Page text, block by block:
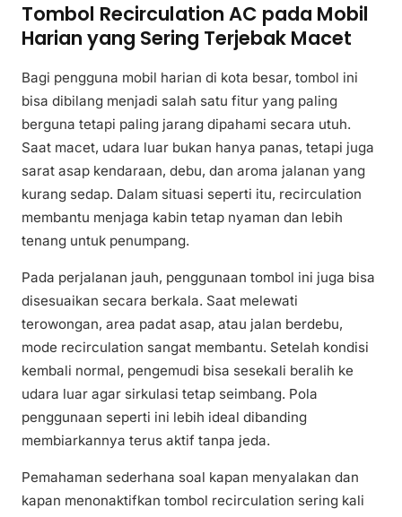
Tombol Recirculation AC pada Mobil
Harian yang Sering Terjebak Macet
Bagi pengguna mobil harian di kota besar, tombol ini
bisa dibilang menjadi salah satu fitur yang paling
berguna tetapi paling jarang dipahami secara utuh.
Saat macet, udara luar bukan hanya panas, tetapi juga
sarat asap kendaraan, debu, dan aroma jalanan yang
kurang sedap. Dalam situasi seperti itu, recirculation
membantu menjaga kabin tetap nyaman dan lebih
tenang untuk penumpang.
Pada perjalanan jauh, penggunaan tombol ini juga bisa
disesuaikan secara berkala. Saat melewati
terowongan, area padat asap, atau jalan berdebu,
mode recirculation sangat membantu. Setelah kondisi
kembali normal, pengemudi bisa sesekali beralih ke
udara luar agar sirkulasi tetap seimbang. Pola
penggunaan seperti ini lebih ideal dibanding
membiarkannya terus aktif tanpa jeda.
Pemahaman sederhana soal kapan menyalakan dan
kapan menonaktifkan tombol recirculation sering kali